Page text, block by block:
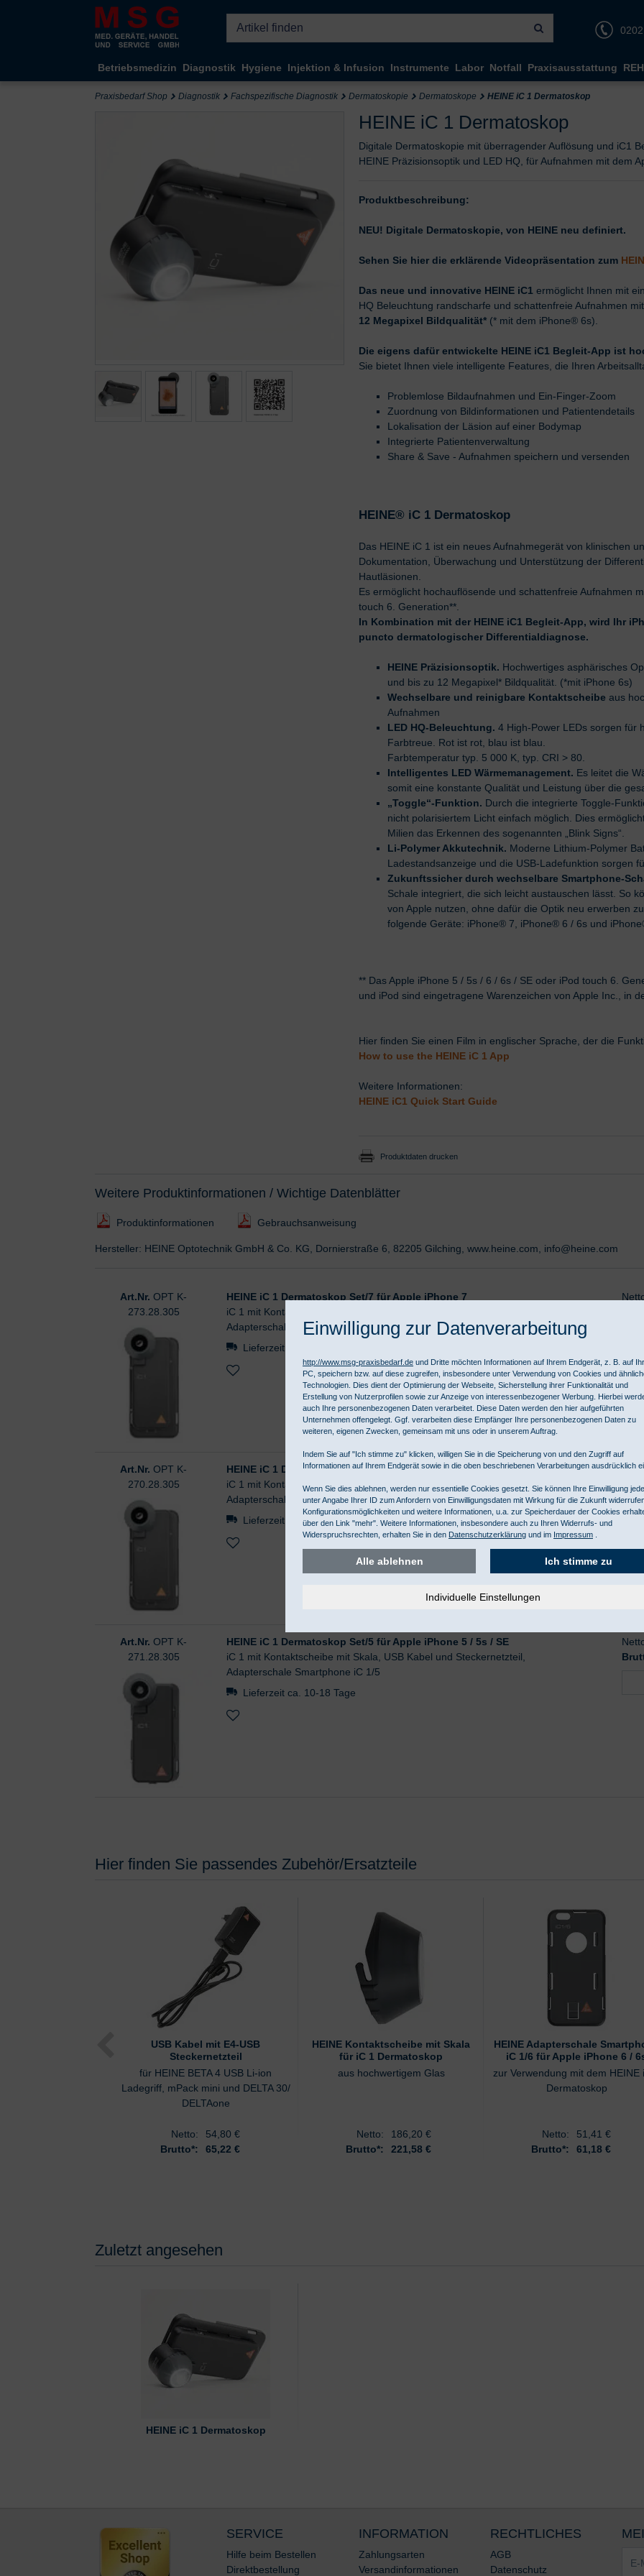
Kompletten Head der Seite überspringen
Betriebsmedizin Diagnostik Hygiene Injektion & Infusion Instrumente Labor Notfall Praxisausstattung
Praxisbedarf Shop Diagnostik Fachspezifische Diagnostik Dermatoskopie Dermatoskope HEINE iC 1 Dermatoskop
HEINE iC 1 Dermatoskop
Digitale Dermatoskopie mit überragender Auflösung und iC1
HEINE Präzisionsoptik und LED HQ, für Aufnahmen mit dem
Produktbeschreibung:
NEU! Digitale Dermatoskopie, von HEINE neu definiert.
Sehen Sie hier die erklärende Videopräsentation zum
Das neue und innovative HEINE iC1 ermöglicht Ihnen mit
HQ Beleuchtung randscharfe und schattenfreie Aufnahmen mit
12 Megapixel Bildqualität* (* mit dem iPhone® 6s).
Die eigens dafür entwickelte HEINE iC1 Begleit-App ist
Sie bietet Ihnen viele intelligente Features, die Ihren
Problemlose Bildaufnahmen und Ein-Finger-Zoom
Zuordnung von Bildinformationen und Patientendetails
Lokalisation der Läsion auf einer Bodymap
Integrierte Patientenverwaltung
Share & Save - Aufnahmen speichern und versenden
HEINE® iC 1 Dermatoskop
Das HEINE iC 1 ist ein neues Aufnahmegerät von klinischen
Dokumentation, Überwachung und Unterstützung der
Hautläsionen.
Es ermöglicht hochauflösende und schattenfreie Aufnahmen
touch 6. Generation**.
In Kombination mit der HEINE iC1 Begleit-App, wird Ihr
puncto dermatologischer Differentialdiagnose.
HEINE Präzisionsoptik. Hochwertiges asphärisches
und bis zu 12 Megapixel* Bildqualität. (*mit iPhone 6s)
Wechselbare und reinigbare Kontaktscheibe aus
Aufnahmen
LED HQ-Beleuchtung. 4 High-Power LEDs sorgen für
Farbtreue. Rot ist rot, blau ist blau.
Farbtemperatur typ. 5 000 K, typ. CRI > 80.
Intelligentes LED Wärmemanagement. Es leitet die
somit eine konstante Qualität und Leistung über die
„Toggle“-Funktion. Durch die integrierte Toggle-
nicht polarisiertem Licht einfach möglich. Dies
Milien das Erkennen des sogenannten „Blink Signs“.
Li-Polymer Akkutechnik. Moderne Lithium-Polymer
Ladestandsanzeige und die USB-Ladefunktion sorgen
Zukunftssicher durch wechselbare Smartphone-
Schale integriert, die sich leicht austauschen lässt. So
von Apple nutzen, ohne dafür die Optik neu erwerben
folgende Geräte: iPhone® 7, iPhone® 6 / 6s und
** Das Apple iPhone 5 / 5s / 6 / 6s / SE oder iPod touch 6.
und iPod sind eingetragene Warenzeichen von Apple Inc., in
Hier finden Sie einen Film in englischer Sprache, der die
How to use the HEINE iC 1 App
Weitere Informationen:
HEINE iC1 Quick Start Guide
Produktdaten drucken
Weitere Produktinformationen / Wichtige Datenblätter
Produktinformationen Gebrauchsanweisung
Hersteller: HEINE Optotechnik GmbH & Co. KG, Dornierstraße 6, 82205 Gilching, www.heine.com, info@heine.com
Art.Nr. OPT K-
273.28.305
HEINE iC 1 Dermatoskop Set/7 für Apple iPhone 7
iC 1 mit Kontaktscheibe mit Skala, USB Kabel und Steckernetzteil,
Adapterschale Smartphone iC 1/7
Lieferzeit ca. 10-18 Tage
Art.Nr. OPT K-
270.28.305
HEINE iC 1 Dermatoskop Set/6 für Apple iPhone 6 / 6s
iC 1 mit Kontaktscheibe mit Skala, USB Kabel und Steckernetzteil,
Adapterschale Smartphone iC 1/6
Lieferzeit ca. 10-18 Tage
Art.Nr. OPT K-
271.28.305
HEINE iC 1 Dermatoskop Set/5 für Apple iPhone 5 / 5s / SE
iC 1 mit Kontaktscheibe mit Skala, USB Kabel und Steckernetzteil,
Adapterschale Smartphone iC 1/5
Lieferzeit ca. 10-18 Tage
Hier finden Sie passendes Zubehör/Ersatzteile
USB Kabel mit E4-USB
Steckernetzteil
für HEINE BETA 4 USB Li-ion
Ladegriff, mPack mini und DELTA 30/
DELTAone
Netto: 54,80 €
Brutto*:
65,22 €
HEINE Kontaktscheibe mit Skala
für iC 1 Dermatoskop
aus hochwertigem Glas
Netto: 186,20 €
Brutto*:
221,58 €
HEINE Adapterschale
iC 1/6 für Apple iPhone 6 /
zur Verwendung mit dem HEINE
Dermatoskop
Netto: 51,41 €
Brutto*:
61,18 €
Zuletzt angesehen
HEINE iC 1 Dermatoskop
SERVICE
Hilfe beim Bestellen
Direktbestellung
INFORMATION
Zahlungsarten
Versandinformationen
RECHTLICHES
AGB
Datenschutz
Mail-
Einwilligung zur Datenverarbeitung
http://www.msg-praxisbedarf.de und Dritte möchten Informationen auf Ihrem Endgerät, z. B. auf
PC, speichern bzw. auf diese zugreifen, insbesondere unter Verwendung von Cookies und
Technologien. Dies dient der Optimierung der Webseite, Sicherstellung ihrer Funktionalität und
Erstellung von Nutzerprofilen sowie zur Anzeige von interessenbezogener Werbung. Hierbei
auch Ihre personenbezogenen Daten verarbeitet. Diese Daten werden den hier aufgeführten
Unternehmen offengelegt. Ggf. verarbeiten diese Empfänger Ihre personenbezogenen Daten zu
weiteren, eigenen Zwecken, gemeinsam mit uns oder in unserem Auftrag.
Indem Sie auf "Ich stimme zu" klicken, willigen Sie in die Speicherung von und den Zugriff auf
Informationen auf Ihrem Endgerät sowie in die oben beschriebenen Verarbeitungen ausdrücklich
Wenn Sie dies ablehnen, werden nur essentielle Cookies gesetzt. Sie können Ihre Einwilligung
unter Angabe Ihrer ID zum Anfordern von Einwilligungsdaten mit Wirkung für die Zukunft
Konfigurationsmöglichkeiten und weitere Informationen, u.a. zur Speicherdauer der Cookies
über den Link "mehr". Weitere Informationen, insbesondere auch zu Ihren Widerrufs- und
Widerspruchsrechten, erhalten Sie in den Datenschutzerklärung und im Impressum
Ich stimme zu
Alle ablehnen